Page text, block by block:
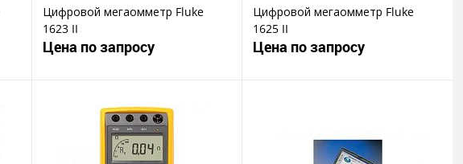
Цифровой мегаомметр Fluke
1623 II
Цена по запросу
Запросить цену
Купить в 1 клик
Цифровой мегаомметр Fluke
1625 II
Цена по запросу
Купить в 1 клик